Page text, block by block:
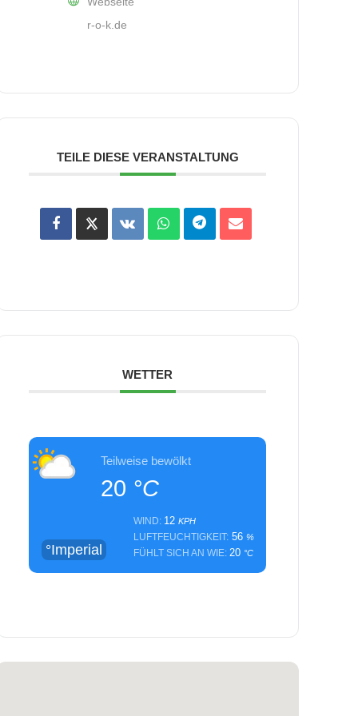
r-o-k.de
TEILE DIESE VERANSTALTUNG
WETTER
Teilweise bewölkt
20 °C
°Imperial
WIND: 12 KPH
LUFTFEUCHTIGKEIT: 56 %
FÜHLT SICH AN WIE:20 °C